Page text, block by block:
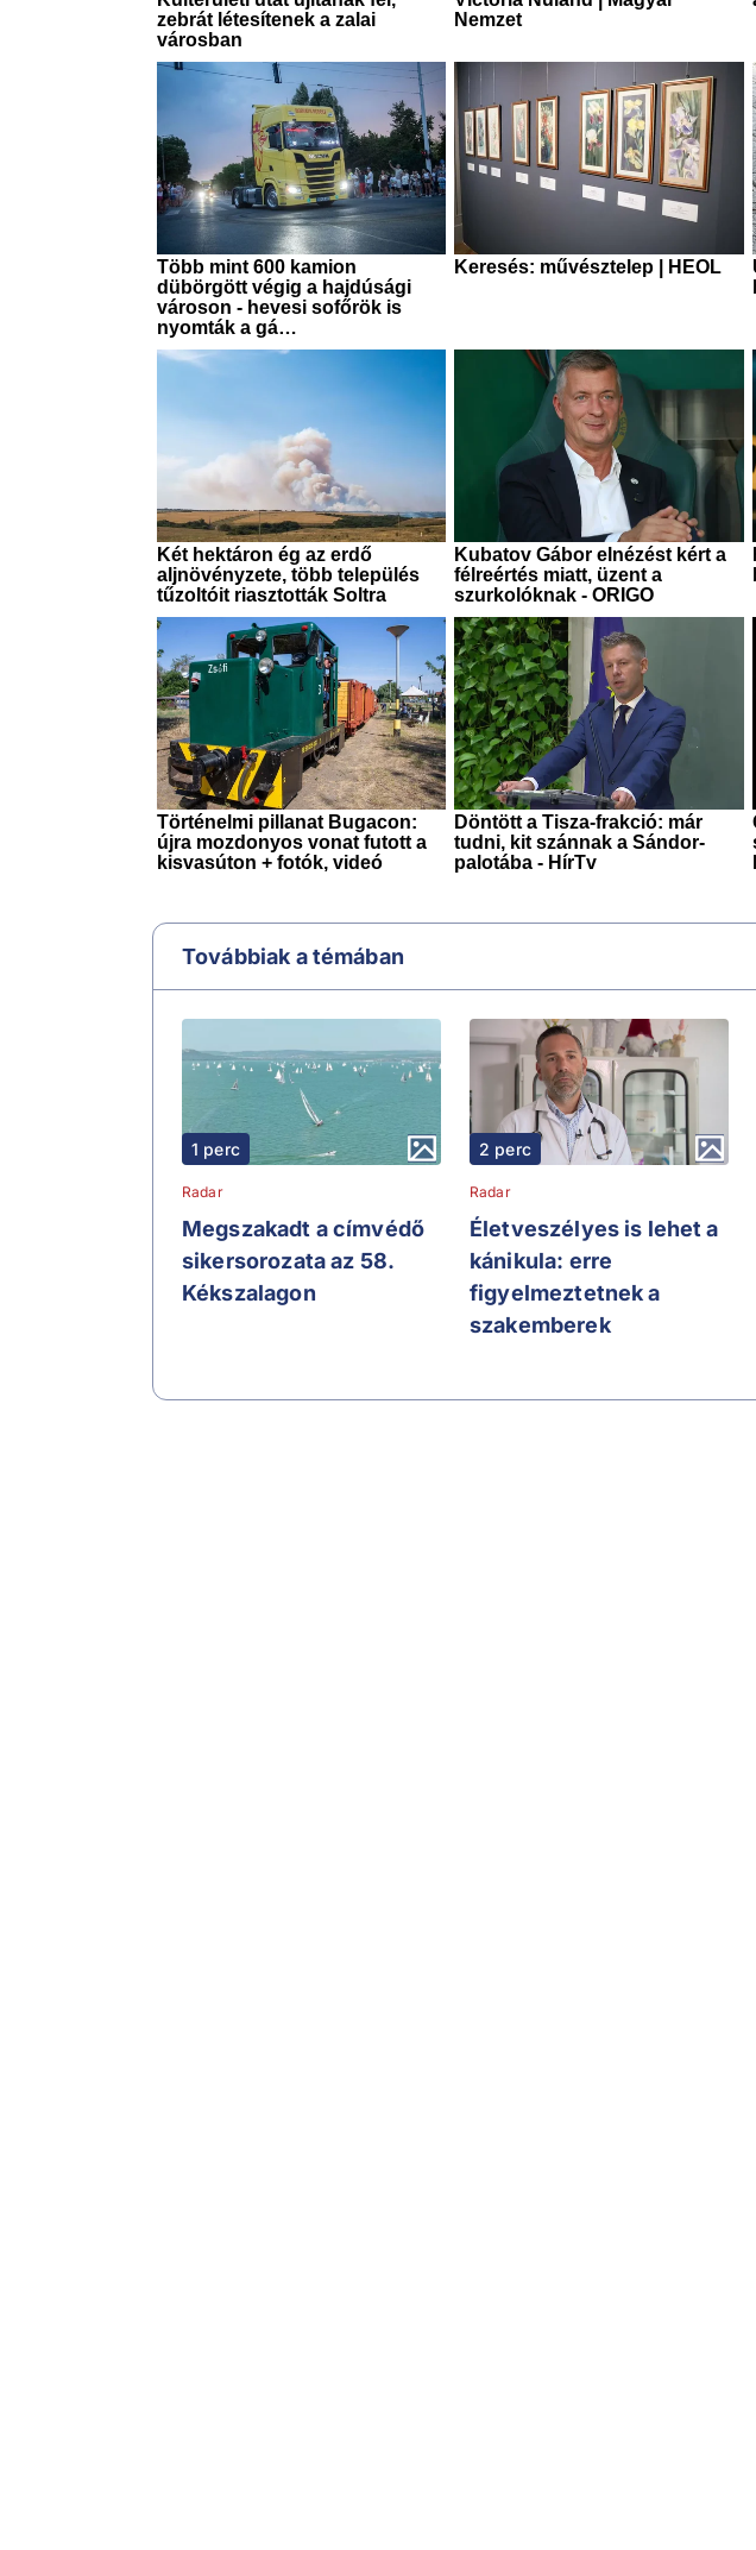
Továbbiak a témában
1 perc
Radar
Megszakadt a címvédő
sikersorozata az 58.
Kékszalagon
2 perc
Radar
Életveszélyes is lehet a
kánikula: erre
figyelmeztetnek a
szakemberek